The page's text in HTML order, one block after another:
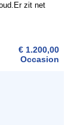
zit net
€ 1.200,00
Occasion